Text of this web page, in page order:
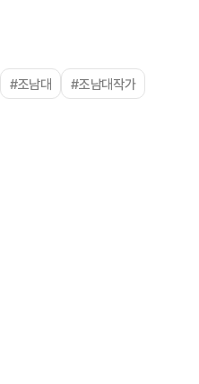
#조남대 #조남대작가